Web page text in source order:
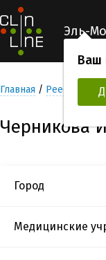
Эль-
Ваш
Главная Реестр
Черникова
Город
Медицинские